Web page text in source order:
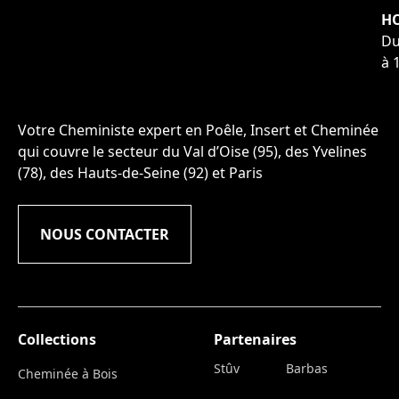
à
Votre Cheministe expert en Poêle, Insert et Cheminée
qui couvre le secteur du Val d’Oise (95), des Yvelines
(78), des Hauts-de-Seine (92) et Paris
NOUS CONTACTER
Collections
Cheminée à Bois
Partenaires
Stûv Barbas